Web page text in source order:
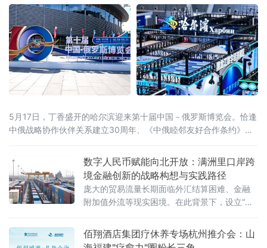
5月17日，丁香盛开的哈尔滨迎来第十届中国－俄罗斯博览会。恰逢
中俄战略协作伙伴关系建立30周年、《中俄睦邻友好合作条约》签
动同步推进的空前规模，交出十年向北开放的“成绩单”，也为正在提
速的中俄经贸合作注入全新动能。当天，国家主席习近平同俄罗斯
总统普京分别向博览会致贺信。习近平指出，希望两国各界以本届
数字人民币赋能向北开放：满洲里口岸跨
境金融创新的战略构想与实践路径
庞大的贸易流量长期面临外汇结算困难、金融
附加值外流等现实困境。在此背景下，设立“内
称“平台公司”），采用PPP混合所有制模式，构
建以数字人民币为核心的跨境金融结算基础设
佰翔酒店集团疗休养专场杭州推介会：山